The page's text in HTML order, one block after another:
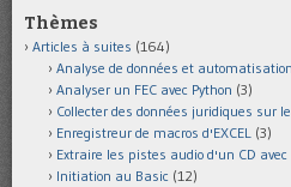
Thèmes
Articles à suites (164)
Analyse de données et
Analyser un FEC avec Python (3)
Collecter des données juridiques sur
Enregistreur de macros d'EXCEL (3)
Extraire les pistes audio d'un CD avec
Initiation au Basic (12)